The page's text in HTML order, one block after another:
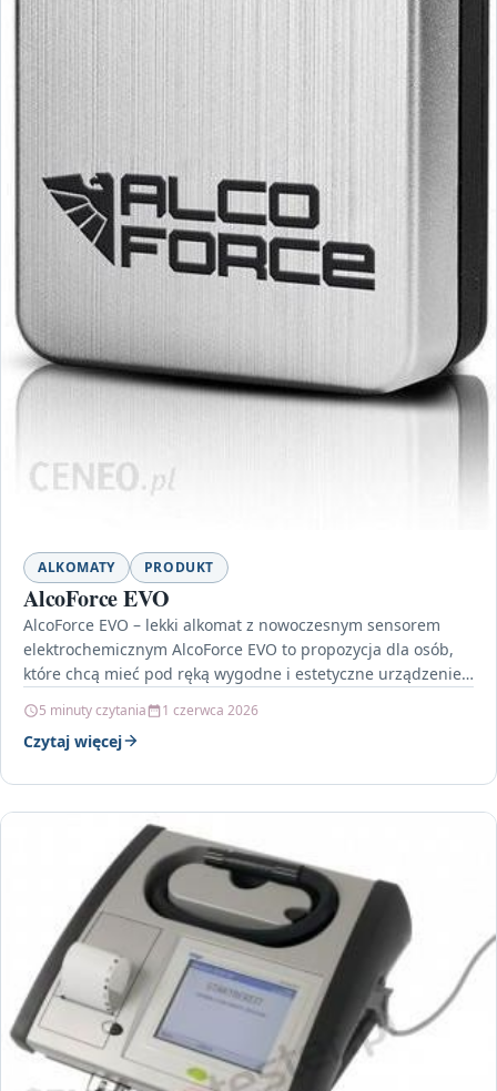
ALKOMATY PRODUKT
AlcoForce EVO
AlcoForce EVO – lekki alkomat z nowoczesnym sensorem
elektrochemicznym AlcoForce EVO to propozycja dla osób,
które chcą mieć pod ręką wygodne i estetyczne urządzenie…
5 minuty czytania 1 czerwca 2026
Czytaj więcej